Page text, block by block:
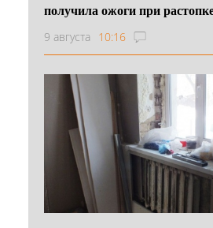
получила ожоги при
9 августа 10:16